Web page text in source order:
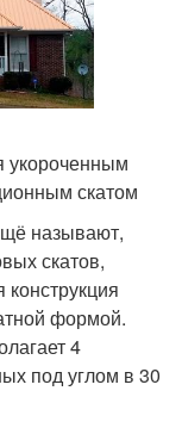
укороченным
скатом
называют,
скатов,
конструкция
формой.
4
под углом в 30